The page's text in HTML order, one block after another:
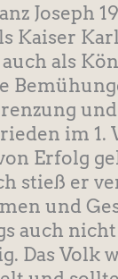
Joseph
Kaiser
als
im 1.
Erfolg
stieß er
und
auch nicht
Das Volk